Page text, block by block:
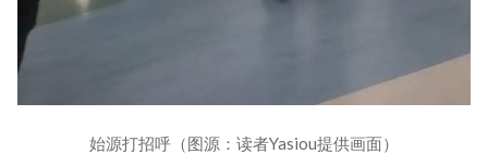
始源打招呼（图源：读者Yasiou提供画面）